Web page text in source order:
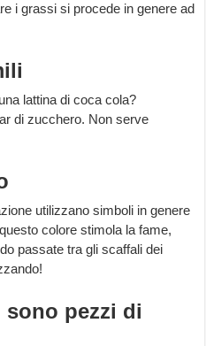
i grassi si procede in genere ad
lattina di coca cola?
di zucchero. Non serve
utilizzano simboli in genere
colore stimola la fame,
passate tra gli scaffali dei
sono pezzi di